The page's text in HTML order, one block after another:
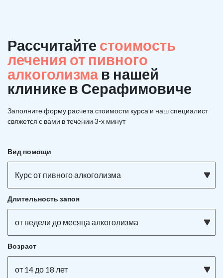
Рассчитайте стоимость
лечения от пивного
алкоголизма в нашей
клинике в Серафимовиче
Заполните форму расчета стоимости курса и наш специалист
свяжется с вами в течении 3-х минут
Вид помощи
Курс от пивного алкоголизма
Длительность запоя
от недели до месяца алкоголизма
Возраст
от 14 до 18 лет